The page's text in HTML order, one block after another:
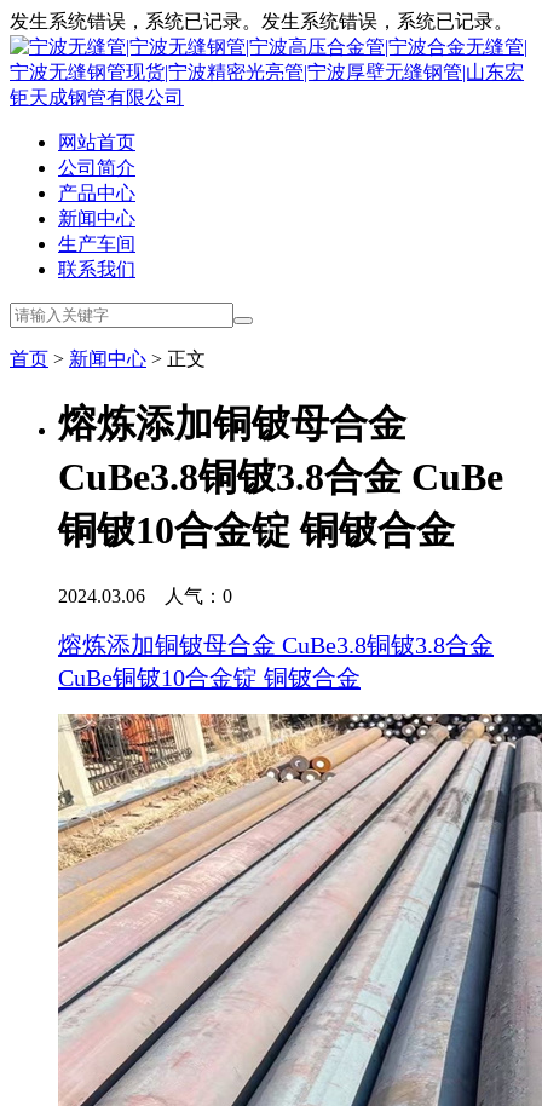
发生系统错误，系统已记录。发生系统错误，系统已记录。
网站首页
公司简介
产品中心
新闻中心
生产车间
联系我们
首页 > 新闻中心 > 正文
熔炼添加铜铍母合金
CuBe3.8铜铍3.8合金 CuBe
铜铍10合金锭 铜铍合金
2024.03.06 人气： 0
熔炼添加铜铍母合金 CuBe3.8铜铍3.8合金
CuBe铜铍10合金锭 铜铍合金